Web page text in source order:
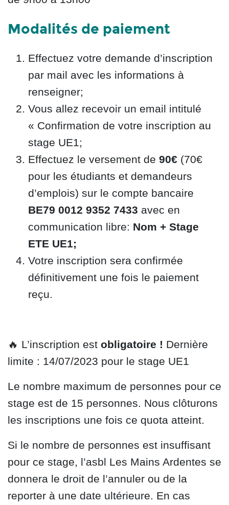
Modalités de paiement
Effectuez votre demande d’inscription
par mail avec les informations à
renseigner;
Vous allez recevoir un email intitulé
« Confirmation de votre inscription au
stage UE1;
Effectuez le versement de 90€ (70€
pour les étudiants et demandeurs
d’emplois) sur le compte bancaire
BE79 0012 9352 7433 avec en
communication libre: Nom + Stage
ETE UE1;
Votre inscription sera confirmée
définitivement une fois le paiement
reçu.
🔥 L’inscription est obligatoire ! Dernière
limite : 14/07/2023 pour le stage UE1
Le nombre maximum de personnes pour ce
stage est de 15 personnes. Nous clôturons
les inscriptions une fois ce quota atteint.
Si le nombre de personnes est insuffisant
pour ce stage, l’asbl Les Mains Ardentes se
donnera le droit de l’annuler ou de la
reporter à une date ultérieure. En cas